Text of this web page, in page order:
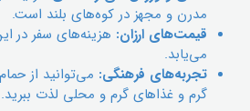
مدرن و مجهز در کوه‌های بلند است.
قیمت‌های ارزان: هزینه‌های سفر
می‌یابد.
تجربه‌های فرهنگی: می‌توانید از
گرم و غذاهای گرم و محلی لذت ببرید.